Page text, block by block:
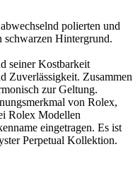
seiner Kostbarkeit
Zuverlässigkeit. Zusammen
zur Geltung.
von Rolex,
Rolex Modellen
eingetragen. Es ist
Perpetual Kollektion.